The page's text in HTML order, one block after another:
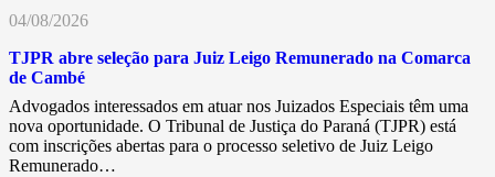
04/08/2026
TJPR abre seleção para Juiz Leigo Remunerado na Comarca
de Cambé
Advogados interessados em atuar nos Juizados Especiais têm uma
nova oportunidade. O Tribunal de Justiça do Paraná (TJPR) está
com inscrições abertas para o processo seletivo de Juiz Leigo
Remunerado…